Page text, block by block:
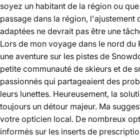
soyez un habitant de la région ou
passage dans la région, l'ajustement
adaptées ne devrait pas être une
Lors de mon voyage dans le nord du
une aventure sur les pistes de
petite communauté de skieurs et de
passionnés qui partageaient des
leurs lunettes. Heureusement, la
toujours un détour majeur. Ma
votre opticien local. De nombreux
informés sur les inserts de